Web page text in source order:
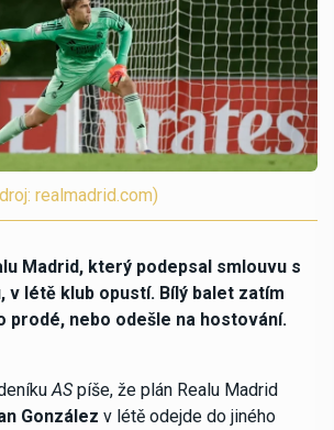
realmadrid.com)
Madrid, který podepsal smlouvu s
v létě klub opustí. Bílý balet zatím
prodé, nebo odešle na hostování.
ASpíše, že plán Realu Madrid
González v létě odejde do jiného